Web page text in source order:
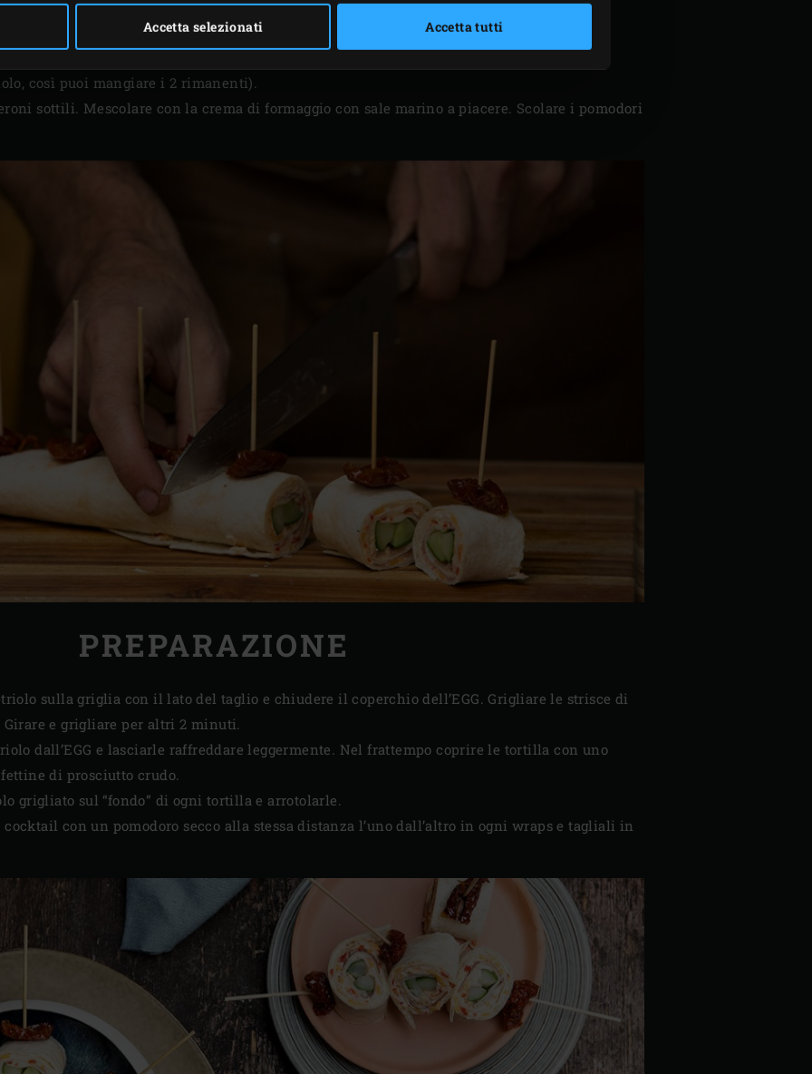
Accetta selezionati Accetta tutti
Green Egg e riscaldarlo con laCast Iron Grid
così puoi mangiare i 2 rimanenti).
sottili. Mescolare con la crema di formaggio con sale marino a piacere. Scolare i pomodori
PREPARAZIONE
sulla griglia con il lato del taglio e chiudere il coperchio dell’EGG. Grigliare le strisce di
e grigliare per altri 2 minuti.
dall’EGG e lasciarle raffreddare leggermente. Nel frattempo coprire le tortilla con uno
di prosciutto crudo.
grigliato sul “fondo” di ogni tortilla e arrotolarle.
con un pomodoro secco alla stessa distanza l’uno dall’altro in ogni wraps e tagliali in